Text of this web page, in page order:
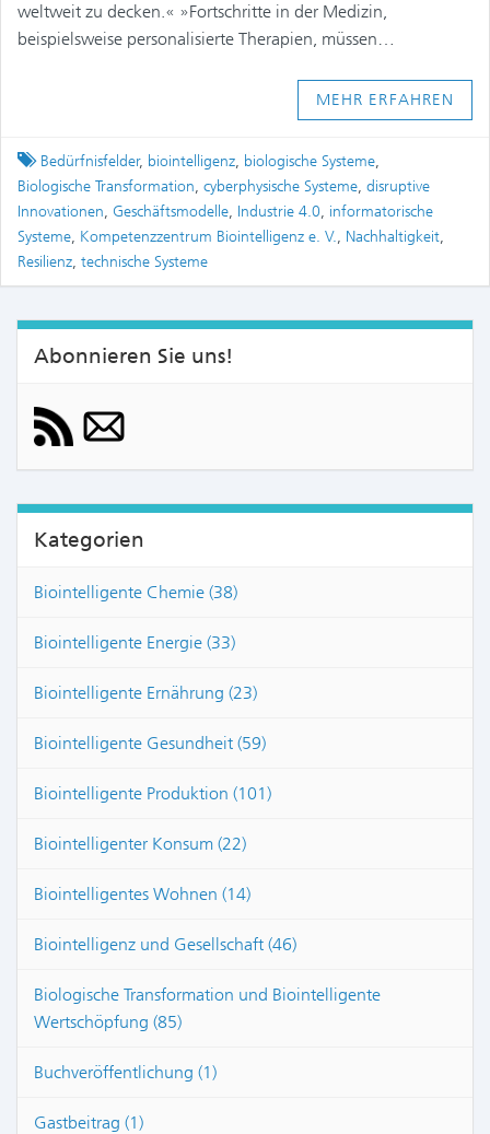
weltweit zu decken.« »Fortschritte in der Medizin,
beispielsweise personalisierte Therapien, müssen…
MEHR ERFAHREN
Tagged
Bedürfnisfelder, biointelligenz, biologische Systeme,
Biologische Transformation, cyberphysische Systeme, disruptive
Innovationen, Geschäftsmodelle, Industrie 4.0, informatorische
Systeme, Kompetenzzentrum Biointelligenz e. V., Nachhaltigkeit,
Resilienz, technische Systeme
Abonnieren Sie uns!
Kategorien
Biointelligente Chemie (38)
Biointelligente Energie (33)
Biointelligente Ernährung (23)
Biointelligente Gesundheit (59)
Biointelligente Produktion (101)
Biointelligenter Konsum (22)
Biointelligentes Wohnen (14)
Biointelligenz und Gesellschaft (46)
Biologische Transformation und Biointelligente
Wertschöpfung (85)
Buchveröffentlichung (1)
Gastbeitrag (1)